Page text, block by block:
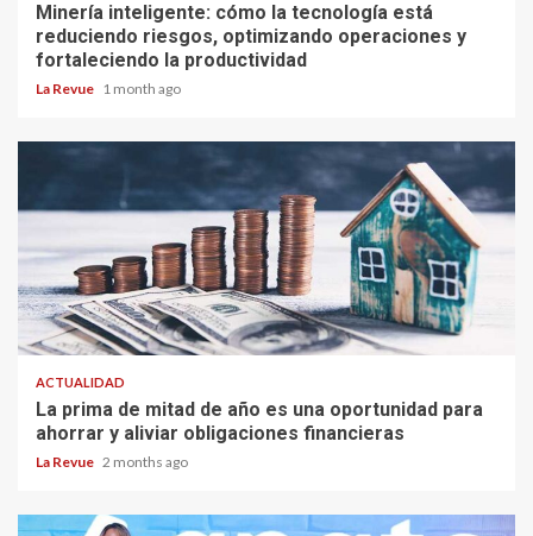
Minería inteligente: cómo la tecnología está
reduciendo riesgos, optimizando operaciones y
fortaleciendo la productividad
La Revue 1 month ago
ACTUALIDAD
La prima de mitad de año es una oportunidad para
ahorrar y aliviar obligaciones financieras
La Revue 2 months ago